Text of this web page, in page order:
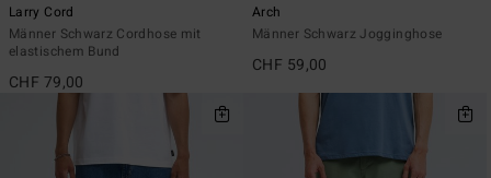
Larry Cord
Männer Schwarz Cordhose mit
elastischem Bund
CHF 79,00
Arch
Männer Schwarz Jogginghose
CHF 59,00